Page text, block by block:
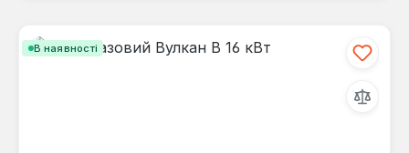
В наявності